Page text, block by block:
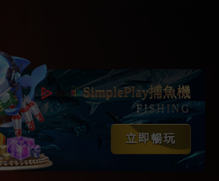
SimplePlay捕魚機
FISHING
立即暢玩